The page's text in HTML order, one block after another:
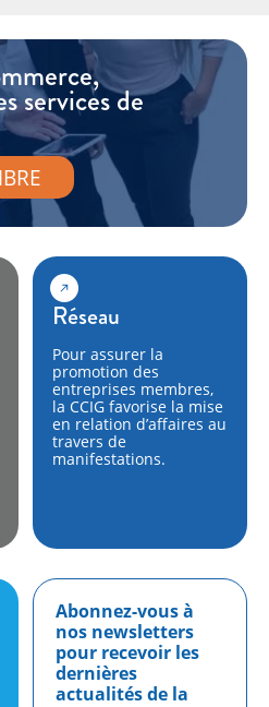
services de
Réseau
Pour assurer la
promotion des
entreprises membres,
la CCIG favorise la mise
en relation d’affaires au
travers de
manifestations.
Abonnez-vous à
nos newsletters
pour recevoir les
dernières
actualités de la